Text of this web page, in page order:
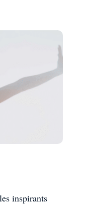
inspirants